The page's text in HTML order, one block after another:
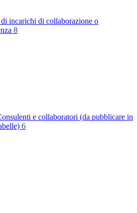
incarichi di collaborazione o
8
e collaboratori (da pubblicare in
6